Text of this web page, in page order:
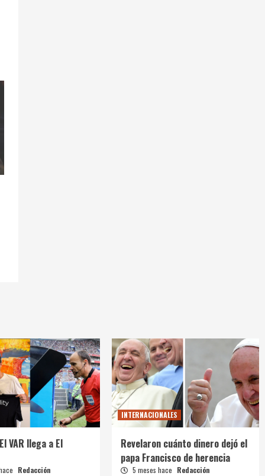
VAR llega a El
Redacción
INTERNACIONALES
Revelaron cuánto dinero dejó el
papa Francisco de herencia
5 meses hace Redacción